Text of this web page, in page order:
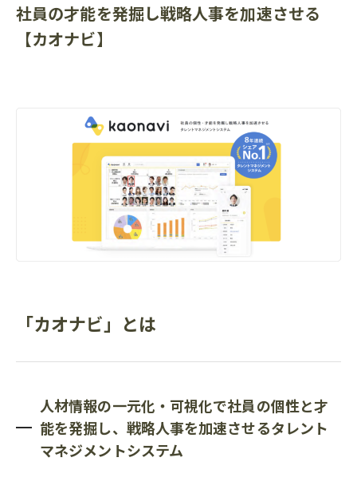
社員の才能を発掘し戦略人事を加速させる
【カオナビ】
「カオナビ」とは
人材情報の一元化・可視化で社員の個性と才
能を発掘し、戦略人事を加速させるタレント
マネジメントシステム